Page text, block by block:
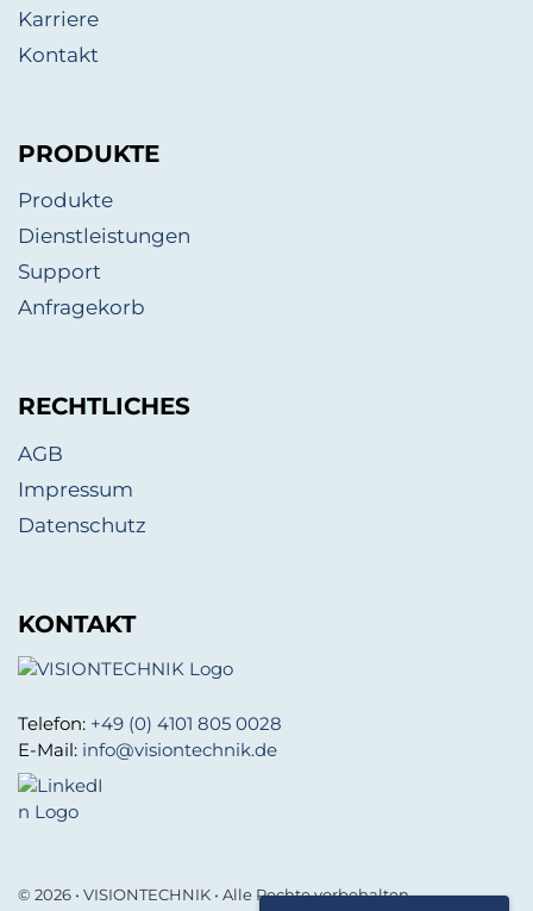
Karriere
Kontakt
PRODUKTE
Produkte
Dienstleistungen
Support
Anfragekorb
RECHTLICHES
AGB
Impressum
Datenschutz
KONTAKT
Telefon: +49 (0) 4101 805 0028
E-Mail: info@visiontechnik.de
© 2026 • VISIONTECHNIK • Alle Rechte vorbehalten.